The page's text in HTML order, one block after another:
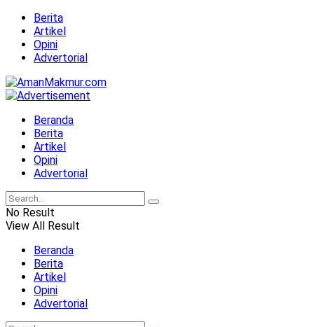
Berita
Artikel
Opini
Advertorial
Beranda
Berita
Artikel
Opini
Advertorial
No Result
View All Result
Beranda
Berita
Artikel
Opini
Advertorial